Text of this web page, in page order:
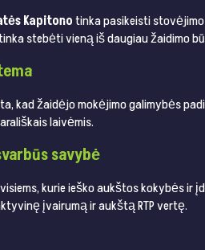
Kapitonotinka pasikeisti
stebėti vieną iš daugiau žaidimo
kad žaidėjo mokėjimo galimybės
laivėmis.
savybė
kurie ieško aukštos kokybės
įvairumą ir aukštą RTP vertę.